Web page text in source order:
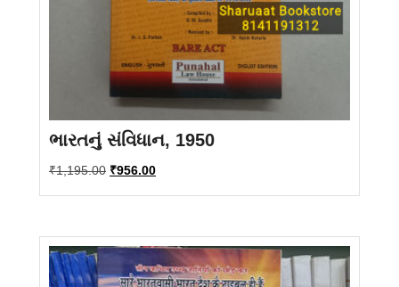
ભારતનું સંવિધાન, 1950
₹1,195.00 Original
₹956.00Current